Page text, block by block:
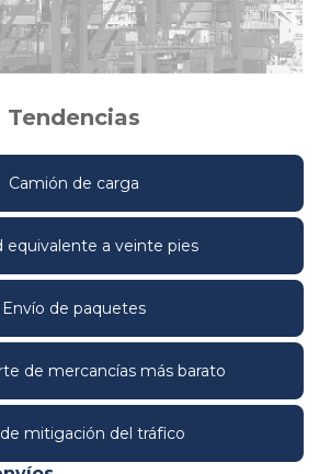
Tendencias
Camión de carga
equivalente a veinte pies
Envío de paquetes
de mercancías más barato
de mitigación del tráfico